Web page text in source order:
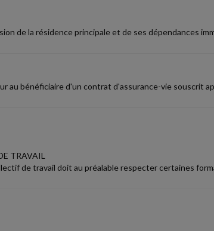
de la résidence principale et de ses dépendances
au bénéficiaire d'un contrat d'assurance-vie souscrit
TRAVAIL
de travail doit au préalable respecter certaines